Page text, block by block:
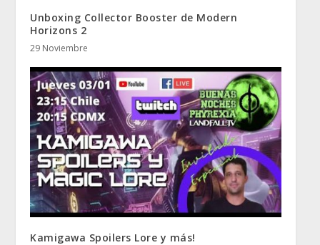
Unboxing Collector Booster de Modern
Horizons 2
29 Noviembre
Kamigawa Spoilers Lore y más!